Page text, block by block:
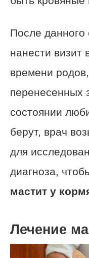
После
нанести визит
времени
перенесенных
состоянии
берут, врач
для
диагноза,
мастит у
Лечение